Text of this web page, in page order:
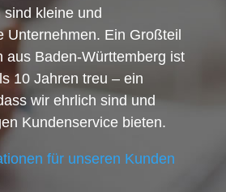
kleine und
Unternehmen. Ein Großteil
aus Baden-Württemberg ist
10 Jahren treu – ein
wir ehrlich sind und
Kundenservice bieten.
für unseren Kunden